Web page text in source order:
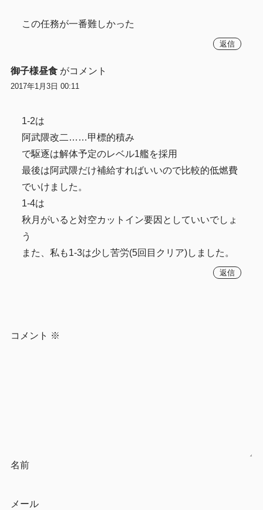
この任務が一番難しかった
返信
御子様昼食 がコメント
2017年1月3日 00:11
1-2は
阿武隈改二……甲標的積み
で駆逐は解体予定のレベル1艦を採用
最後は阿武隈だけ補給すればいいので比較的低燃費
でいけました。
1-4は
秋月がいると対空カットイン要因としていいでしょ
う
また、私も1-3は少し苦労(5回目クリア)しました。
返信
コメント ※
名前
メール